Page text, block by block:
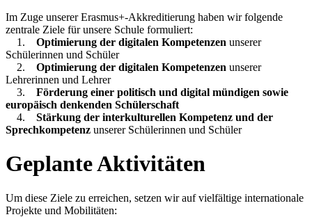
Im Zuge unserer Erasmus+-Akkreditierung haben wir folgende
zentrale Ziele für unsere Schule formuliert:
1. Optimierung der digitalen Kompetenzen unserer
Schülerinnen und Schüler
2. Optimierung der digitalen Kompetenzen unserer
Lehrerinnen und Lehrer
3. Förderung einer politisch und digital mündigen sowie
europäisch denkenden Schülerschaft
4. Stärkung der interkulturellen Kompetenz und der
Sprechkompetenz unserer Schülerinnen und Schüler
Geplante Aktivitäten
Um diese Ziele zu erreichen, setzen wir auf vielfältige internationale
Projekte und Mobilitäten: